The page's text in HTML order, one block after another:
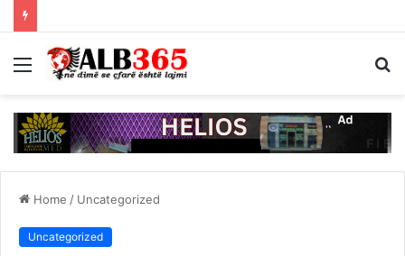
Menu
Home / Uncategorized
Uncategorized